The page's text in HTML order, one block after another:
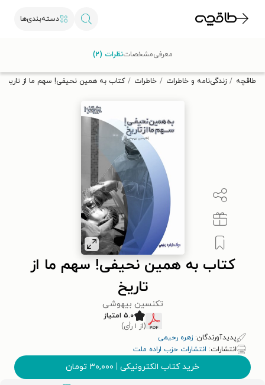
دسته‌بندی‌ها
تخفیف از طاقچه دریافت کن.
طاقچه زندگی‌نامه و خاطرات خاطرات کتاب به همین نحیفی! سهم ما از تاریخ
کتاب به همین نحیفی! سهم ما از
تاریخ
تکنسین بیهوشی
۵.۰ امتیاز
(از ۱ رأی)
پدیدآورندگان: زهره رحیمی
انتشارات: انتشارات حزب اراده ملت
خرید کتاب الکترونیکی | ۳۰,۰۰۰ تومان
معرفیمشخصاتنظرات (۲)